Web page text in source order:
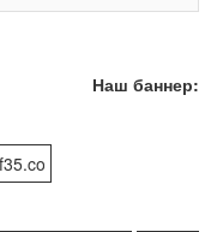
Наш баннер: